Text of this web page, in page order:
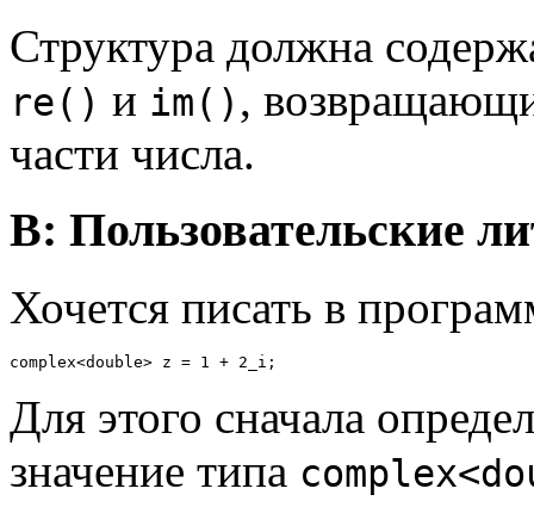
Структура должна
re() и im() ,
части числа.
B: Пользовательские
Хочется писать в
Для этого сначала
значение типа